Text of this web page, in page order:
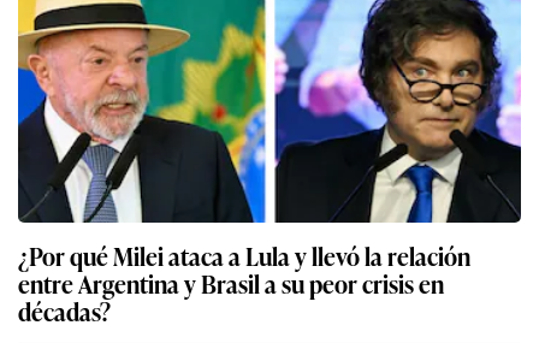
¿Por qué Milei ataca a Lula y llevó la relación
entre Argentina y Brasil a su peor crisis en
décadas?